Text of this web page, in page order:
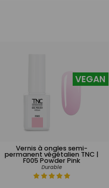
Vernis à ongles semi-
permanent végétalien TNC |
F005 Powder Pink
Durable
VEGAN